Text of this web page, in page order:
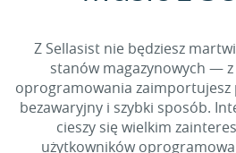
Z Sellasist nie będziesz
stanów magazynowych —
oprogramowania
bezawaryjny i szybki sposób.
cieszy się wielkim
użytkowników